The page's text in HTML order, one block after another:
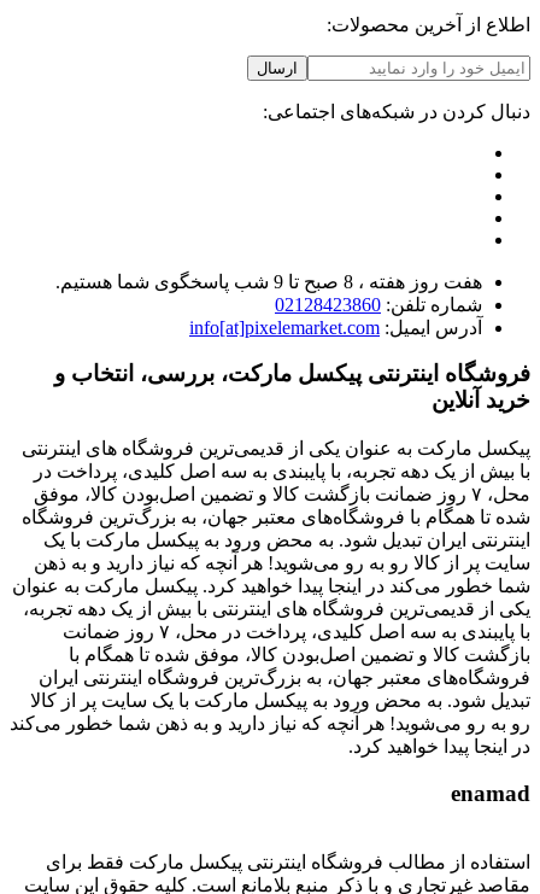
اطلاع از آخرین محصولات:
ارسال
دنبال کردن در شبکه‌های اجتماعی:
هفت روز هفته ، 8 صبح تا 9 شب پاسخگوی شما هستیم.
شماره تلفن: 02128423860
آدرس ایمیل: info[at]pixelemarket.com
فروشگاه اینترنتی پیکسل مارکت، بررسی، انتخاب و
خرید آنلاین
پیکسل مارکت به عنوان یکی از قدیمی‌ترین فروشگاه های اینترنتی
با بیش از یک دهه تجربه، با پایبندی به سه اصل کلیدی، پرداخت در
محل، ۷ روز ضمانت بازگشت کالا و تضمین اصل‌بودن کالا، موفق
شده تا همگام با فروشگاه‌های معتبر جهان، به بزرگ‌ترین فروشگاه
اینترنتی ایران تبدیل شود. به محض ورود به پیکسل مارکت با یک
سایت پر از کالا رو به رو می‌شوید! هر آنچه که نیاز دارید و به ذهن
شما خطور می‌کند در اینجا پیدا خواهید کرد. پیکسل مارکت به عنوان
یکی از قدیمی‌ترین فروشگاه های اینترنتی با بیش از یک دهه تجربه،
با پایبندی به سه اصل کلیدی، پرداخت در محل، ۷ روز ضمانت
بازگشت کالا و تضمین اصل‌بودن کالا، موفق شده تا همگام با
فروشگاه‌های معتبر جهان، به بزرگ‌ترین فروشگاه اینترنتی ایران
تبدیل شود. به محض ورود به پیکسل مارکت با یک سایت پر از کالا
رو به رو می‌شوید! هر آنچه که نیاز دارید و به ذهن شما خطور می‌کند
در اینجا پیدا خواهید کرد.
enamad
استفاده از مطالب فروشگاه اینترنتی پیکسل مارکت فقط برای
مقاصد غیرتجاری و با ذکر منبع بلامانع است. کلیه حقوق این سایت